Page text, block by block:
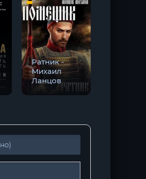
Ратник -
Михаил
Ланцов